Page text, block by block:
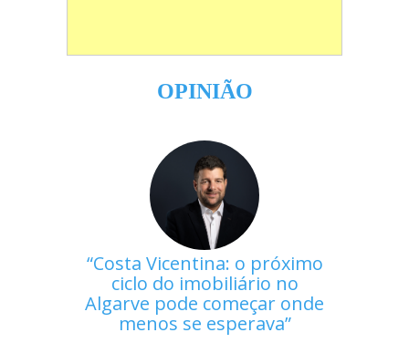
OPINIÃO
Costa Vicentina: o próximo
ciclo do imobiliário no
Algarve pode começar onde
menos se esperava